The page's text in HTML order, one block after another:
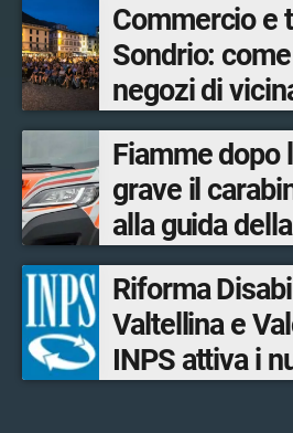
Commercio e
Sondrio:
negozi di vicinato.
su più fronti
comunale per
servizi ai
opportunità ai
Fiamme dopo
grave il
alla guida
salvarlo un
servizio
Riforma
Valtellina e
INPS attiva i